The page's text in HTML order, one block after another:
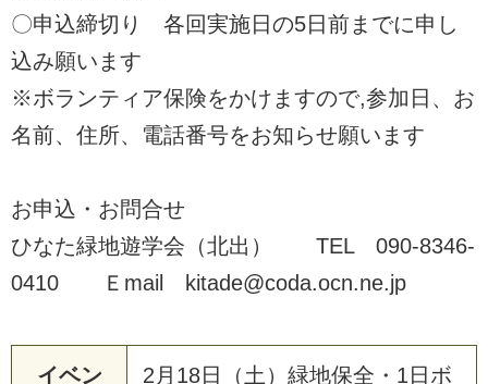
〇申込締切り 各回実施日の5日前までに申し
込み願います
※ボランティア保険をかけますので,参加日、お
名前、住所、電話番号をお知らせ願います
お申込・お問合せ
ひなた緑地遊学会（北出） TEL 090-8346-
0410 Ｅmail kitade@coda.ocn.ne.jp
イベン 2月18日（土）緑地保全・1日ボ